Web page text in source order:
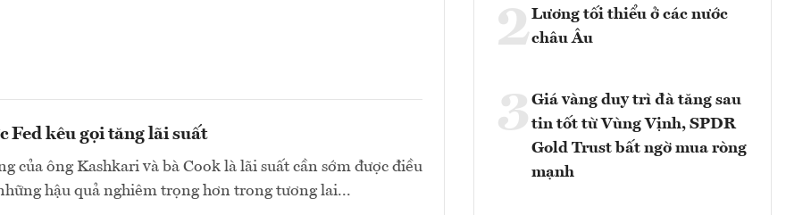
Fed kêu gọi tăng lãi suất
của ông Kashkari và bà Cook là lãi suất cần sớm được điều
hậu quả nghiêm trọng hơn trong tương lai...
2Lương tối thiểu ở các nước
châu Âu
3 Giá vàng duy trì đà tăng sau
tin tốt từ Vùng Vịnh, SPDR
Gold Trust bất ngờ mua ròng
mạnh